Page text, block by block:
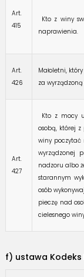
Art.
415
Kto z winy
naprawienia.
Art.
426
Małoletni,
za wyrządzoną
Art.
427
Kto z mocy
osobą, której
winy poczytać
wyrządzonej
nadzoru albo
starannym
osób
pieczę nad
cielesnego
f) ustawa Kodeks